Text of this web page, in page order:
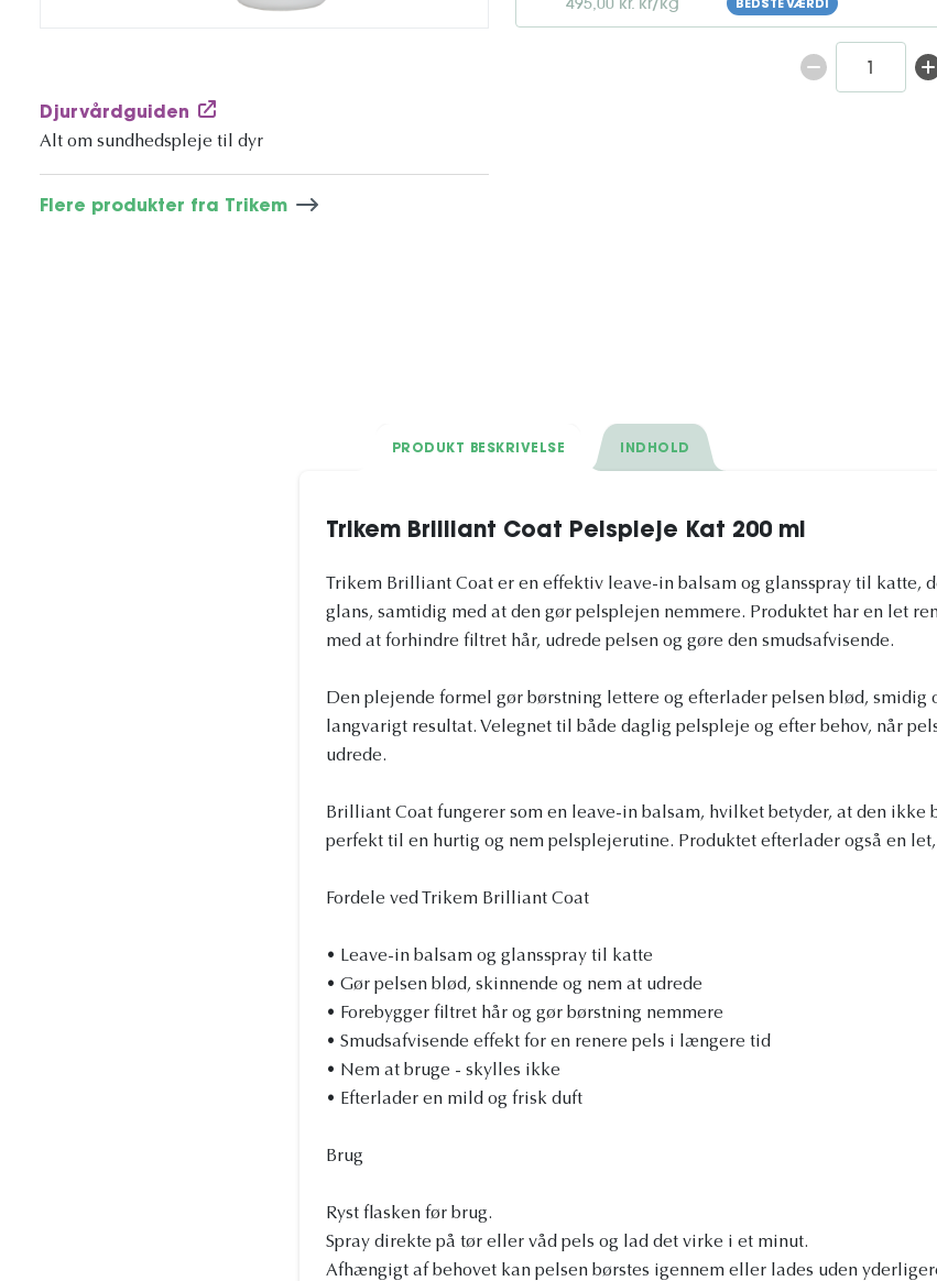
Djurvårdguiden
Alt om sundhedspleje til dyr
Flere produkter fra Trikem
BEDSTE VÆRDI
PRODUKT BESKRIVELSE INDHOLD
Trikem Brilliant Coat Pelspleje Kat 200 ml
Trikem Brilliant Coat er en effektiv leave-in balsam og glansspray til katte,
glans, samtidig med at den gør pelsplejen nemmere. Produktet har en let
med at forhindre filtret hår, udrede pelsen og gøre den smudsafvisende.
Den plejende formel gør børstning lettere og efterlader pelsen blød, smidig
langvarigt resultat. Velegnet til både daglig pelspleje og efter behov, når
udrede.
Brilliant Coat fungerer som en leave-in balsam, hvilket betyder, at den ikke
perfekt til en hurtig og nem pelsplejerutine. Produktet efterlader også en
Fordele ved Trikem Brilliant Coat
• Leave-in balsam og glansspray til katte
• Gør pelsen blød, skinnende og nem at udrede
• Forebygger filtret hår og gør børstning nemmere
• Smudsafvisende effekt for en renere pels i længere tid
• Nem at bruge - skylles ikke
• Efterlader en mild og frisk duft
Brug
Ryst flasken før brug.
Spray direkte på tør eller våd pels og lad det virke i et minut.
Afhængigt af behovet kan pelsen børstes igennem eller lades uden